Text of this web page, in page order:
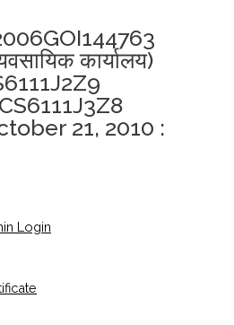
कार्यालय)
21, 2010 :
Login